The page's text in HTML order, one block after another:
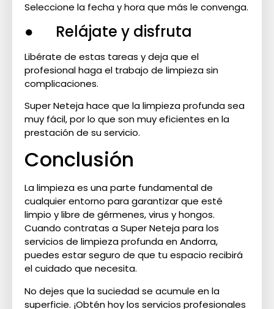
Seleccione la fecha y hora que más le convenga.
● Relájate y disfruta
Libérate de estas tareas y deja que el
profesional haga el trabajo de limpieza sin
complicaciones.
Super Neteja hace que la limpieza profunda sea
muy fácil, por lo que son muy eficientes en la
prestación de su servicio.
Conclusión
La limpieza es una parte fundamental de
cualquier entorno para garantizar que esté
limpio y libre de gérmenes, virus y hongos.
Cuando contratas a Super Neteja para los
servicios de limpieza profunda en Andorra,
puedes estar seguro de que tu espacio recibirá
el cuidado que necesita.
No dejes que la suciedad se acumule en la
superficie. ¡Obtén hoy los servicios profesionales